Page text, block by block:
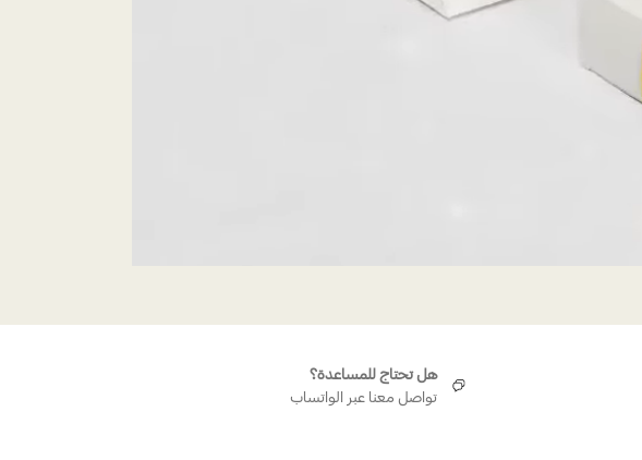
هل تحتاج للمساعدة؟
تواصل معنا عبر الواتساب